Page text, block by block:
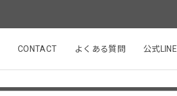
CONTACT よくある質問 公式LINE